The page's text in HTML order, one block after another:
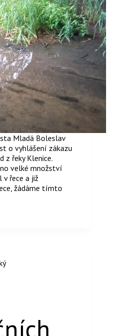
Mladá Boleslav
o vyhlášení zákazu
z řeky Klenice.
velké množství
v řece a již
žádáme tímto